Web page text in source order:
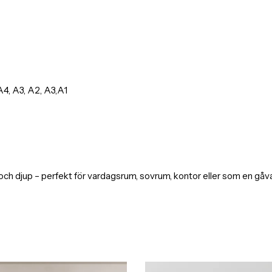
A3, A2, A3,A1
djup – perfekt för vardagsrum, sovrum, kontor eller som en